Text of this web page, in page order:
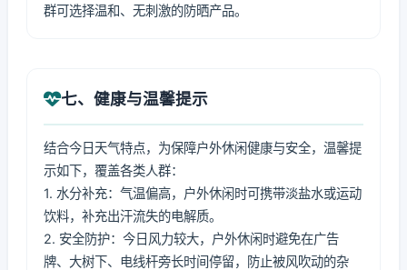
群可选择温和、无刺激的防晒产品。
七、健康与温馨提示
结合今日天气特点，为保障户外休闲健康与安全，温馨提
示如下，覆盖各类人群：
1. 水分补充：气温偏高，户外休闲时可携带淡盐水或运动
饮料，补充出汗流失的电解质。
2. 安全防护：今日风力较大，户外休闲时避免在广告
牌、大树下、电线杆旁长时间停留，防止被风吹动的杂